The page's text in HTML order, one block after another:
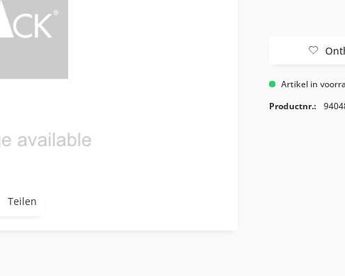
Teilen
Artikel in
Productnr.: